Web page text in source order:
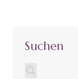
Suchen